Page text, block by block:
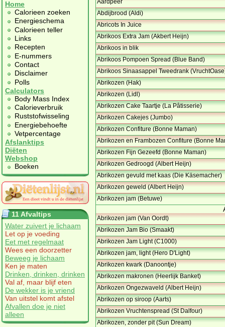
Home
Calorieen zoeken
Energieschema
Calorieen teller
Links
Recepten
E-nummers
Contact
Disclaimer
Polls
Calculators
Body Mass Index
Calorieverbruik
Ruststofwisseling
Energiebehoefte
Vetpercentage
Afslanktips
Diëten
Webshop
Boeken
11 Afvaltips
Water zuivert je lichaam
Let op je voeding
Eet met regelmaat
Wees een doorzetter
Beweeg je lichaam
Ken je maten
Drinken, drinken, drinken
Val af, maar blijf eten
De wekker is je vriend
Van uitstel komt afstel
Afvallen doe je niet
alleen
Aardpeer
Abdijbrood (Aldi)
Abricots In Juice
Abrikoos Extra Jam (Akbert Heijn)
Abrikoos in blik
Abrikoos Pompoen Spread (Blue Band)
Abrikoos Sinaasappel Tweedrank
Abrikozen (Hak)
Abrikozen (Lidl)
Abrikozen Cake Taartje (La Pâtisserie)
Abrikozen Cakejes (Jumbo)
Abrikozen Confiture (Bonne Maman)
Abrikozen en Frambozen Confiture (Bonne
Abrikozen Fijn Gezeefd (Bonne Maman)
Abrikozen Gedroogd (Albert Heijn)
Abrikozen gevuld met kaas (Die Käsemacher)
Abrikozen geweld (Albert Heijn)
Abrikozen jam (Betuwe)
Abrikozen jam (Van Oordt)
Abrikozen Jam Bio (Smaakt)
Abrikozen Jam Light (C1000)
Abrikozen jam, light (Hero D'Light)
Abrikozen kwark (Danoontje)
Abrikozen makronen (Heerlijk Banket)
Abrikozen Ongezwaveld (Albert Heijn)
Abrikozen op siroop (Aarts)
Abrikozen Vruchtenspread (St Dalfour)
Abrikozen, zonder pit (Sun Dream)